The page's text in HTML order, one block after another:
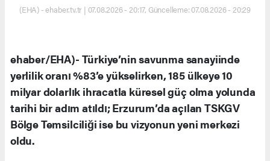
(EHA) - ehaber.tv.tr | 07.08.2026 - 20:17, Güncelleme: 07.08.2026 - 20:29
ehaber/EHA)- Türkiye’nin savunma sanayiinde
yerlilik oranı %83’e yükselirken, 185 ülkeye 10
milyar dolarlık ihracatla küresel güç olma yolunda
tarihi bir adım atıldı; Erzurum’da açılan TSKGV
Bölge Temsilciliği ise bu vizyonun yeni merkezi
oldu.